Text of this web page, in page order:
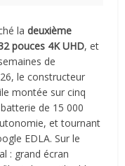
ladeuxième
pouces 4K UHD, et
de
le constructeur
montée sur cinq
de 15 000
et tournant
EDLA. Sur le
: grand écran